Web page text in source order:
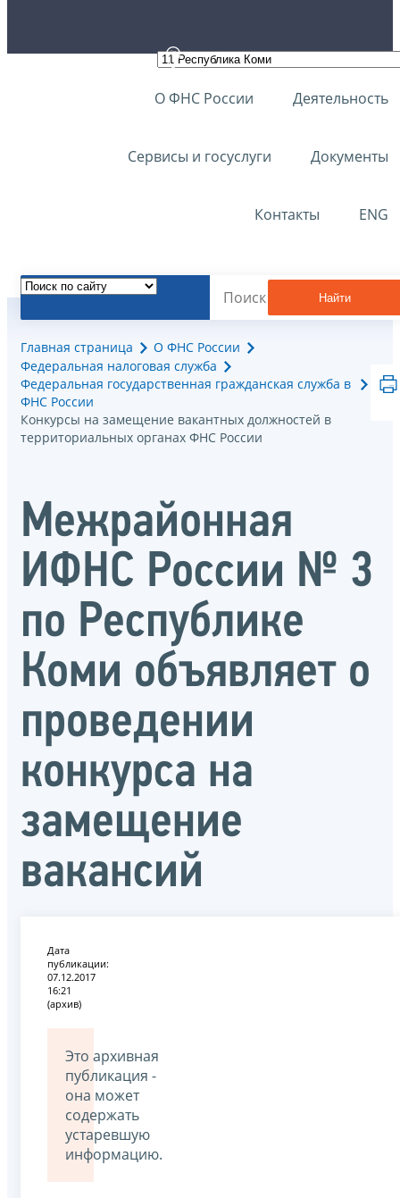
О ФНС России Деятельность
Сервисы и госуслуги Документы
Контакты ENG
Найти
Главная страница
О ФНС России
Федеральная налоговая служба
Федеральная государственная гражданская служба в
ФНС России
Конкурсы на замещение вакантных должностей в
территориальных органах ФНС России
Межрайонная
ИФНС России № 3
по Республике
Коми объявляет о
проведении
конкурса на
замещение
вакансий
Дата
публикации:
07.12.2017
16:21
(архив)
Это архивная
публикация -
она может
содержать
устаревшую
информацию.